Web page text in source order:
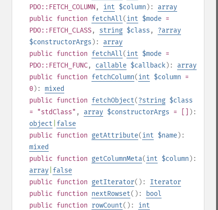
PDO::FETCH_COLUMN, int $column ): array
public function fetchAll(int $mode =
PDO::FETCH_CLASS, string $class , ?array
$constructorArgs ): array
public function fetchAll(int $mode =
PDO::FETCH_FUNC, callable $callback): array
public function fetchColumn(int $column =
0): mixed
public function fetchObject(?string $class
= "stdClass" , array $constructorArgs = []
):
object false
public function getAttribute(int $name):
mixed
public function getColumnMeta(int $column ):
array false
public function getIterator(): Iterator
public function nextRowset():
bool
public function rowCount(): int